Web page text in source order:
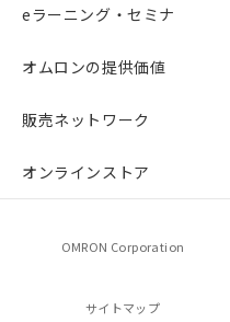
eラーニング・セミナ
オムロンの提供価値
販売ネットワーク
オンラインストア
OMRON Corporation
サイトマップ